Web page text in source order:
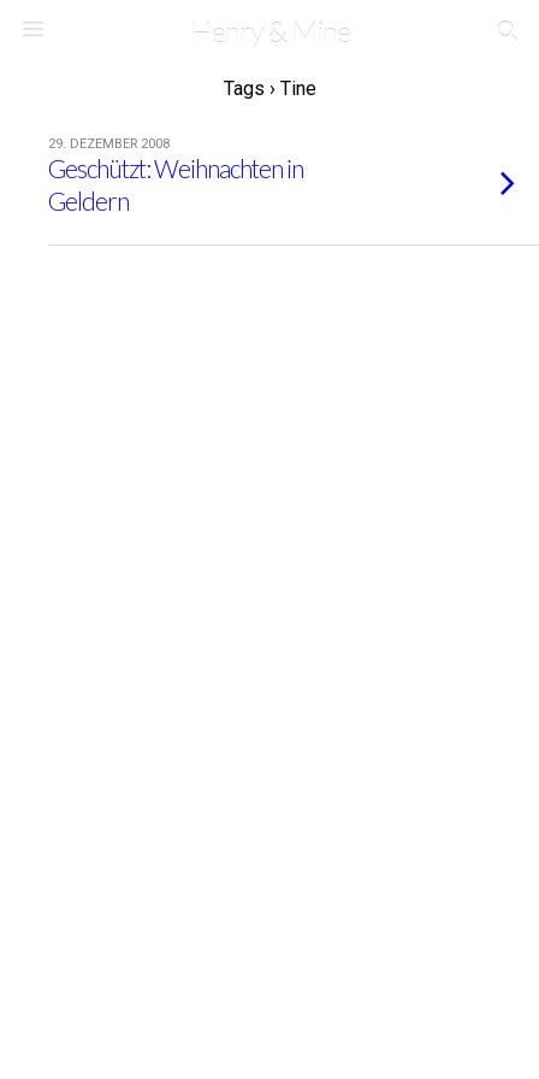
Henry & Mine
Tags › Tine
29. DEZEMBER 2008
Geschützt: Weihnachten in
Geldern